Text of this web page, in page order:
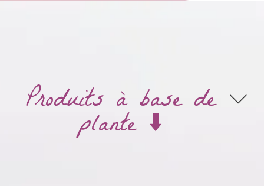
Produits à base de
plante ⬇️